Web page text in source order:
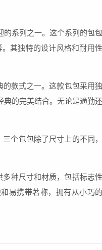
系列之一。这个系列的包包
其独特的设计风格和耐用性
的款式之一。这款包包采用独
的完美结合。无论是通勤还
个包包除了尺寸上的不同，
种尺寸和材质，包括标志性
易携带著称，拥有从小巧的